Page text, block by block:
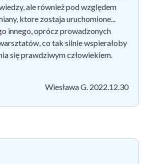
ale również pod względem
ktore zostaja uruchomione...
innego, oprócz prowadzonych
co tak silnie wspierałoby
się prawdziwym człowiekiem.
Wiesława G. 2022.12.30